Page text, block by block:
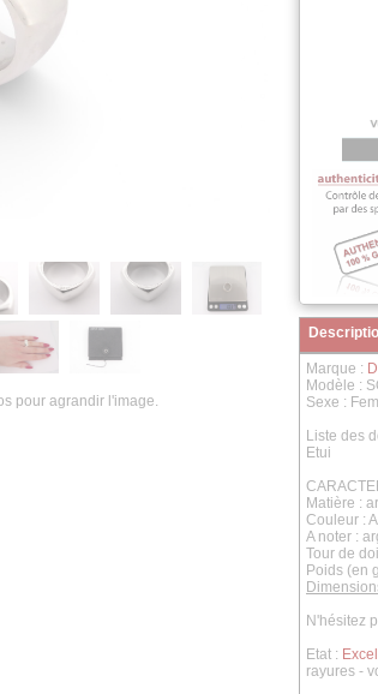
pour agrandir l'image.
Marque :
Modèle :
Sexe :
Liste des
Etui
Matière :
Couleur :
A noter :
Tour de
Poids (en
N'hésitez
Etat :
rayures -